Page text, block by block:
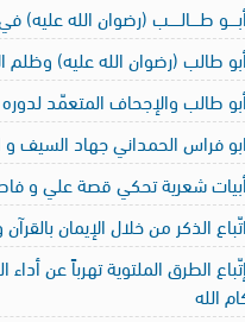
طــــالـــــب (رضوان الله
طالب (رضوان الله عليه) وظلم
طالب والإجحاف المتعمّد
ابو فراس الحمداني جهاد السيف
شعرية تحكي قصة علي و
اتّباع الذكر من خلال الإيمان
إتّباع الطرق الملتوية تهرباً عن
الله